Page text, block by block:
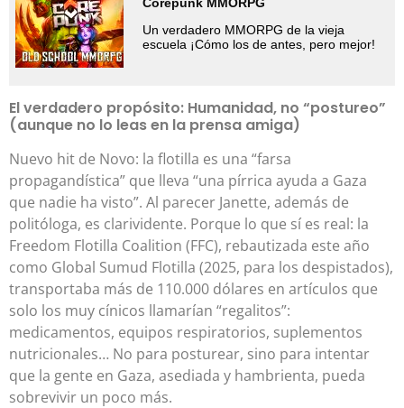
Corepunk MMORPG
Un verdadero MMORPG de la vieja
escuela ¡Cómo los de antes, pero mejor!
El verdadero propósito: Humanidad, no “postureo”
(aunque no lo leas en la prensa amiga)
Nuevo hit de Novo: la flotilla es una “farsa
propagandística” que lleva “una pírrica ayuda a Gaza
que nadie ha visto”. Al parecer Janette, además de
politóloga, es clarividente. Porque lo que sí es real: la
Freedom Flotilla Coalition (FFC), rebautizada este año
como Global Sumud Flotilla (2025, para los despistados),
transportaba más de 110.000 dólares en artículos que
solo los muy cínicos llamarían “regalitos”:
medicamentos, equipos respiratorios, suplementos
nutricionales… No para posturear, sino para intentar
que la gente en Gaza, asediada y hambrienta, pueda
sobrevivir un poco más.